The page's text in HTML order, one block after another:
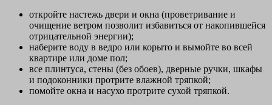
откройте настежь двери и окна (проветривание и
очищение ветром позволит избавиться от накопившейся
отрицательной энергии);
наберите воду в ведро или корыто и вымойте во всей
квартире или доме пол;
все плинтуса, стены (без обоев), дверные ручки, шкафы
и подоконники протрите влажной тряпкой;
помойте окна и насухо протрите сухой тряпкой.